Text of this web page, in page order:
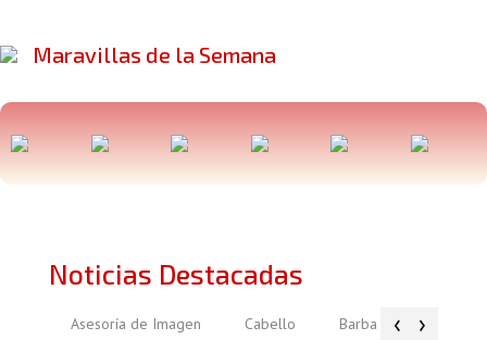
Maravillas de la Semana
Noticias Destacadas
‹
Asesoría de Imagen Cabello Barba Piel
›